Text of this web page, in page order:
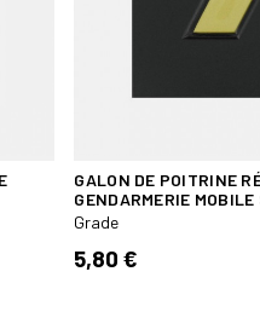
GALON DE POITRINE
GENDARMERIE
Grade
5,80 €